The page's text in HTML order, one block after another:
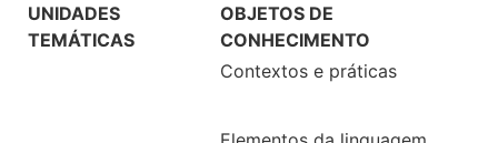
UNIDADES
TEMÁTICAS
OBJETOS DE
CONHECIMENTO
Contextos e práticas